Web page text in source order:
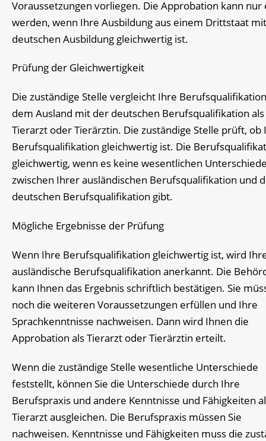
Voraussetzungen vorliegen. Die Approbation kann
werden, wenn Ihre Ausbildung aus einem Drittstaat
deutschen Ausbildung gleichwertig ist.
Prüfung der Gleichwertigkeit
Die zuständige Stelle vergleicht Ihre
dem Ausland mit der deutschen Berufsqualifikation als
Tierarzt oder Tierärztin. Die zuständige Stelle prüft, ob
Berufsqualifikation gleichwertig ist. Die
gleichwertig, wenn es keine wesentlichen
zwischen Ihrer ausländischen Berufsqualifikation und
deutschen Berufsqualifikation gibt.
Mögliche Ergebnisse der Prüfung
Wenn Ihre Berufsqualifikation gleichwertig ist, wird
ausländische Berufsqualifikation anerkannt. Die
kann Ihnen das Ergebnis schriftlich bestätigen. Sie
noch die weiteren Voraussetzungen erfüllen und Ihre
Sprachkenntnisse nachweisen. Dann wird Ihnen die
Approbation als Tierarzt oder Tierärztin erteilt.
Wenn die zuständige Stelle wesentliche Unterschiede
feststellt, können Sie die Unterschiede durch Ihre
Berufspraxis und andere Kenntnisse und Fähigkeiten
Tierarzt ausgleichen. Die Berufspraxis müssen Sie
nachweisen. Kenntnisse und Fähigkeiten muss die